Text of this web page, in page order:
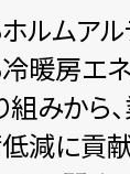
ルムアル
暖房エ
みから
減に貢献